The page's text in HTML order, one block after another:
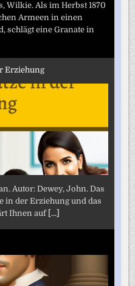
Wilkie. Als im Herbst 1870
Armeen in einen
schlägt eine Granate in
Erziehung
Autor: Dewey, John. Das
in der Erziehung und das
Ihnen auf [...]